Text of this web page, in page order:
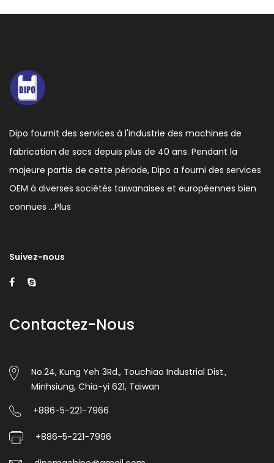
Dipo fournit des services à l'industrie des machines de
fabrication de sacs depuis plus de 40 ans. Pendant la
majeure partie de cette période, Dipo a fourni des services
OEM à diverses sociétés taïwanaises et européennes bien
connues …Plus
Suivez-nous
Contactez-Nous
No.24, Kung Yeh 3Rd., Touchiao Industrial Dist.,
Minhsiung, Chia-yi 621, Taiwan
+886-5-221-7966
+886-5-221-7996